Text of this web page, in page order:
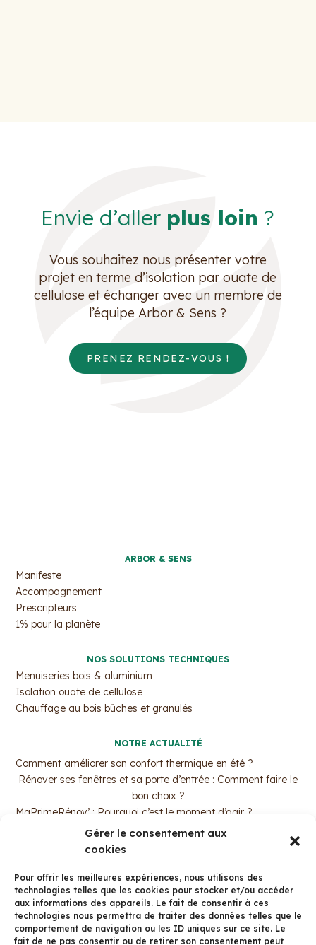
Gérer le consentement aux
cookies
Pour offrir les meilleures expériences, nous utilisons des
technologies telles que les cookies pour stocker et/ou accéder
aux informations des appareils. Le fait de consentir à ces
technologies nous permettra de traiter des données telles que le
comportement de navigation ou les ID uniques sur ce site. Le
fait de ne pas consentir ou de retirer son consentement peut
Envie d’aller plus loin ?
Vous souhaitez nous présenter votre
projet en terme d’isolation par ouate de
cellulose et échanger avec un membre de
l’équipe Arbor & Sens ?
PRENEZ RENDEZ-VOUS !
ARBOR & SENS
Manifeste
Accompagnement
Prescripteurs
1% pour la planète
NOS SOLUTIONS TECHNIQUES
Menuiseries bois & aluminium
Isolation ouate de cellulose
Chauffage au bois bûches et granulés
NOTRE ACTUALITÉ
Comment améliorer son confort thermique en été ?
Rénover ses fenêtres et sa porte d’entrée : Comment faire le
bon choix ?
MaPrimeRénov’ : Pourquoi c’est le moment d’agir ?
Trouvez votre professionnel de l’isolation par ouate de
CONTACT
125 Av. du Dr Valois, 38500 Voiron
Tél: 04 58 15 01 01